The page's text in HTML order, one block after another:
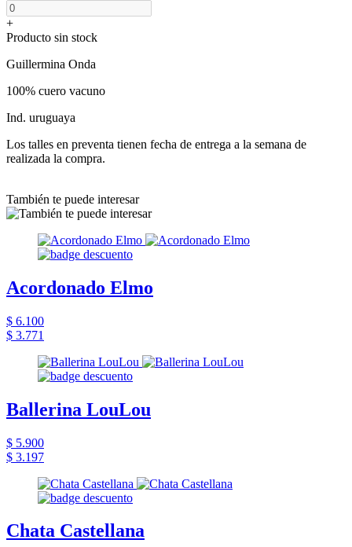
+
Producto sin stock
Guillermina Onda
100% cuero vacuno
Ind. uruguaya
Los talles en preventa tienen fecha de entrega a la semana de
realizada la compra.
También te puede interesar
Acordonado Elmo
$ 6.100
$ 3.771
Ballerina LouLou
$ 5.900
$ 3.197
Chata Castellana